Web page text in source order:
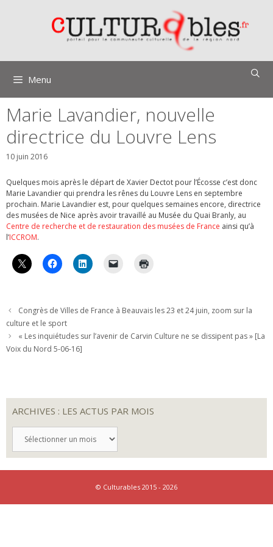
Menu
Marie Lavandier, nouvelle
directrice du Louvre Lens
10 juin 2016
Quelques mois après le départ de Xavier Dectot pour l’Écosse c’est donc
Marie Lavandier qui prendra les rênes du Louvre Lens en septembre
prochain. Marie Lavandier est, pour quelques semaines encore, directrice
des musées de Nice après avoir travaillé au Musée du Quai Branly, au
Centre de recherche et de restauration des musées de France ainsi qu’à
l’ICCROM.
Congrès de Villes de France à Beauvais les 23 et 24 juin, zoom sur la
culture et le sport
« Les inquiétudes sur l’avenir de Carvin Culture ne se dissipent pas » [La
Voix du Nord 5-06-16]
ARCHIVES : LES ACTUS PAR MOIS
LES
© Culturables 2015 - 2026